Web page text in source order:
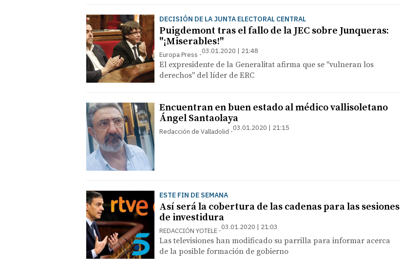
DECISIÓN DE LA JUNTA ELECTORAL CENTRAL
Puigdemont tras el fallo de la JEC sobre Junqueras:
"¡Miserables!"
Europa Press 03.01.2020 | 21:48
El expresidente de la Generalitat afirma que se "vulneran los
derechos" del líder de ERC
Encuentran en buen estado al médico vallisoletano
Ángel Santaolaya
Redacción de Valladolid 03.01.2020 | 21:15
ESTE FIN DE SEMANA
Así será la cobertura de las cadenas para las sesiones
de investidura
REDACCIÓN YOTELE 03.01.2020 | 21:03
Las televisiones han modificado su parrilla para informar acerca
de la posible formación de gobierno